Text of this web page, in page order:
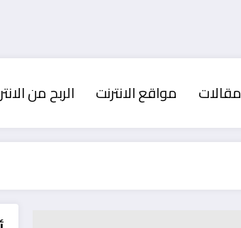
مقالات مواقع الانترنت الربح من